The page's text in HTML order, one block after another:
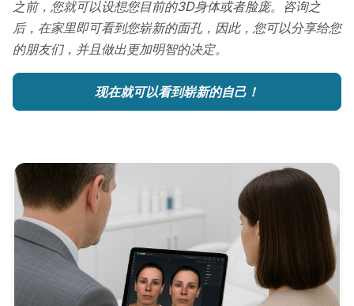
之前，您就可以设想您目前的3D身体或者脸庞。咨询之
后，在家里即可看到您崭新的面孔，因此，您可以分享给您
的朋友们，并且做出更加明智的决定。
现在就可以看到崭新的自己！